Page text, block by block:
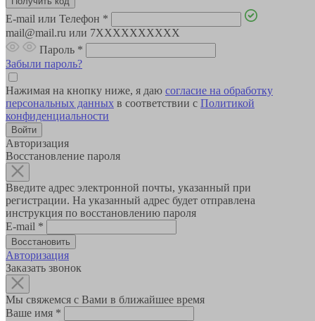
E-mail или Телефон *
mail@mail.ru или 7XXXXXXXXXX
Пароль *
Забыли пароль?
Нажимая на кнопку ниже, я даю согласие на обработку
персональных данных в соответствии с Политикой
конфиденциальности
Авторизация
Восстановление пароля
Введите адрес электронной почты, указанный при
регистрации. На указанный адрес будет отправлена
инструкция по восстановлению пароля
E-mail *
Авторизация
Заказать звонок
Мы свяжемся с Вами в ближайшее время
Ваше имя *